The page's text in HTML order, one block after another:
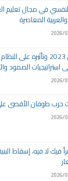
في مجال تعليم
المعاصرة
2026/
عدوان 2023 وتأثيره
استراتيجيات الصمود
2026/
حرب طوفان الأقصى
2026/
فيك لا فيه، إسقاط
2026/